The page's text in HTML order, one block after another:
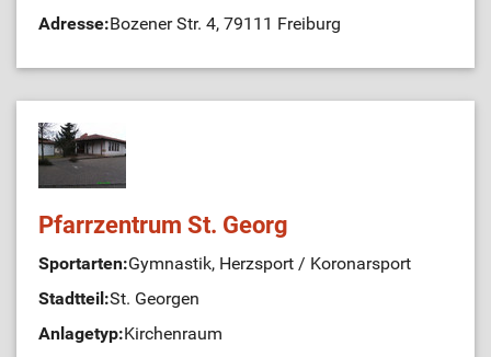
Adresse:Bozener Str. 4, 79111 Freiburg
Pfarrzentrum St. Georg
Sportarten:Gymnastik, Herzsport / Koronarsport
Stadtteil:St. Georgen
Anlagetyp:Kirchenraum